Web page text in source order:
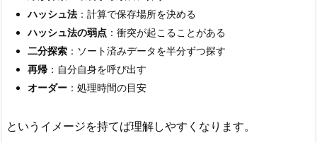
ハッシュ法 ：計算で保存場所を決める
ハッシュ法の弱点 ：衝突が起こることがある
二分探索 ：ソート済みデータを半分ずつ探す
再帰 ：自分自身を呼び出す
オーダー ：処理時間の目安
というイメージを持てば理解しやすくなります。